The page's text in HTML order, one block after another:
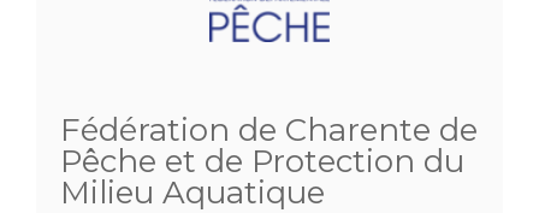
Fédération de Charente de
Pêche et de Protection du
Milieu Aquatique